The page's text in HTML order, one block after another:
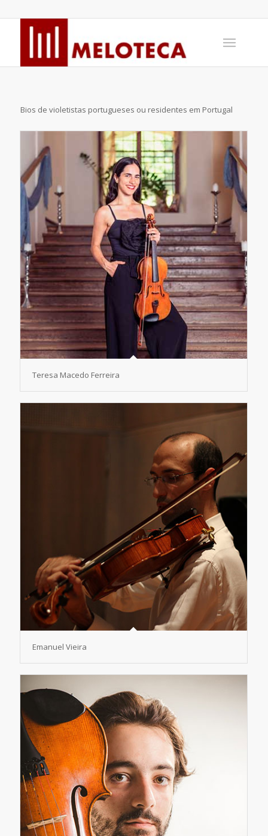
Bios de violetistas portugueses ou residentes em Portugal
Teresa Macedo Ferreira
Emanuel Vieira